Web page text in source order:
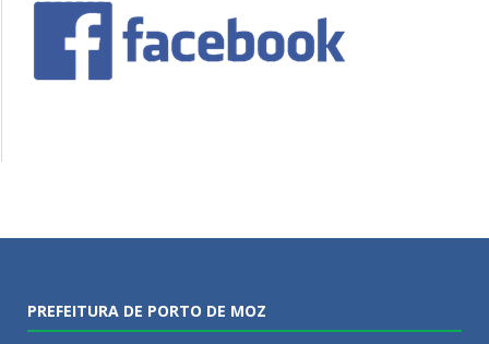
PREFEITURA DE PORTO DE MOZ